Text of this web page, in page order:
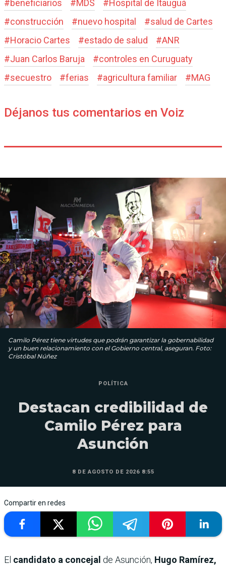
#beneficiarios #MDS #Hospital de Itauguá
#construcción #nuevo hospital #salud de Cartes
#Horacio Cartes #estado de salud #ANR
#Juan Carlos Baruja #controles en Curuguaty
#secuestro #ferias #agricultura familiar #MAG
Déjanos tus comentarios en Voiz
Camilo Pérez tiene virtudes que podrán garantizar la gobernabilidad
y un buen relacionamiento con el Gobierno central, aseguran. Foto:
Cristóbal Núñez
POLÍTICA
Destacan credibilidad de
Camilo Pérez para
Asunción
8 DE AGOSTO DE 2026 8:55
Compartir en redes
El candidato a concejal de Asunción, Hugo Ramírez,